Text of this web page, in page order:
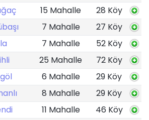
15 Mahalle
28 Köy
7 Mahalle
27 Köy
7 Mahalle
52 Köy
25 Mahalle
72 Köy
6 Mahalle
29 Köy
8 Mahalle
29 Köy
11 Mahalle
46 Köy